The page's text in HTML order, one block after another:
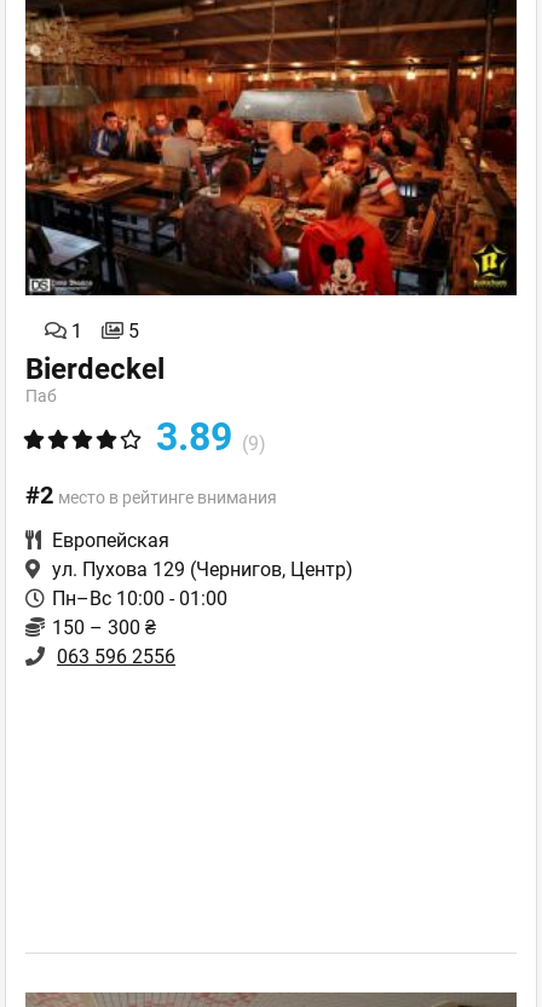
1 5
Bierdeckel
Паб
3.89 (9)
#2 место в рейтинге внимания
Европейская
ул. Пухова 129 (Чернигов, Центр)
Пн–Вс 10:00 - 01:00
150 – 300 ₴
063 596 2556